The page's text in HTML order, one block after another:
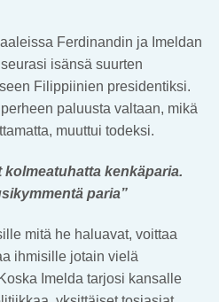
Ferdinandin ja Imeldan
isänsä suurten
Filippiinien presidentiksi.
paluusta valtaan, mikä
muuttui todeksi.
kenkäparia.
paria”
mitä he haluavat, voittaa
ihmisille jotain vielä
Imelda tarjosi kansalle